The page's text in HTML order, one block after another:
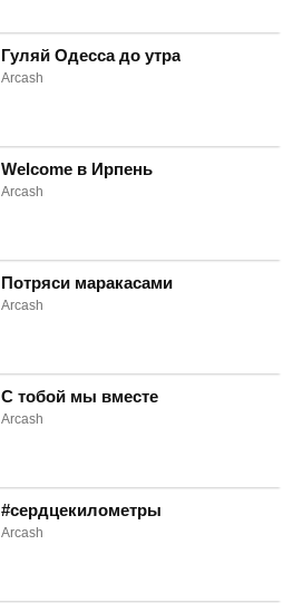
Гуляй Одесса до утра
Arcash
Welcome в Ирпень
Arcash
Потряси маракасами
Arcash
С тобой мы вместе
Arcash
#сердцекилометры
Arcash